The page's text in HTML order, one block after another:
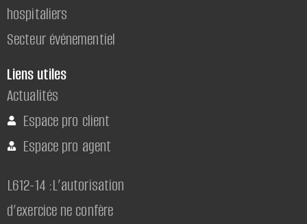
hospitaliers
Secteur événementiel
Liens utiles
Actualités
Espace pro client
Espace pro agent
L612-14 :L’autorisation
d’exercice ne confère